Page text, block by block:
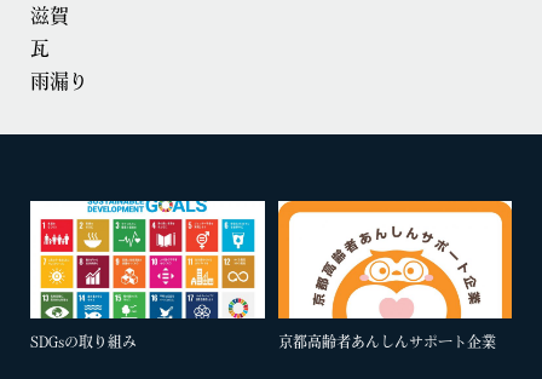
滋賀
瓦
雨漏り
SDGsの取り組み 京都高齢者あんしんサポート企業